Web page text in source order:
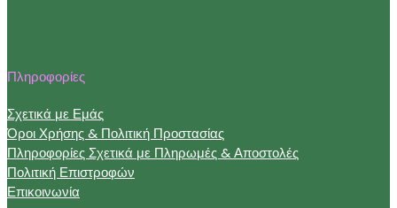
Πληροφορίες
Σχετικά με Εμάς
Όροι Χρήσης & Πολιτική Προστασίας
Πληροφορίες Σχετικά με Πληρωμές & Αποστολές
Πολιτική Επιστροφών
Επικοινωνία